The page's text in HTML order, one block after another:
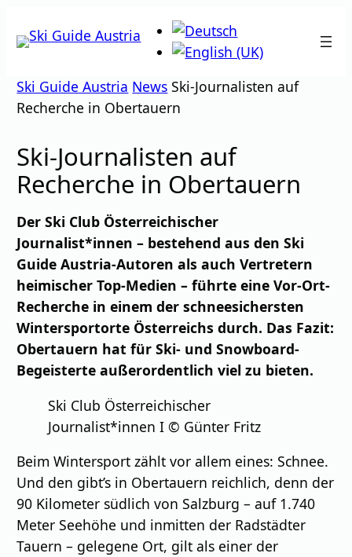
Inhalt
Ski Guide Austria News Ski-Journalisten auf
Recherche in Obertauern
Ski-Journalisten auf
Recherche in Obertauern
Der Ski Club Österreichischer
Journalist*innen – bestehend aus den Ski
Guide Austria-Autoren als auch Vertretern
heimischer Top-Medien – führte eine Vor-Ort-
Recherche in einem der schneesichersten
Wintersportorte Österreichs durch. Das Fazit:
Obertauern hat für Ski- und Snowboard-
Begeisterte außerordentlich viel zu bieten.
Ski Club Österreichischer
Journalist*innen I © Günter Fritz
Beim Wintersport zählt vor allem eines: Schnee.
Und den gibt’s in Obertauern reichlich, denn der
90 Kilometer südlich von Salzburg – auf 1.740
Meter Seehöhe und inmitten der Radstädter
Tauern – gelegene Ort, gilt als einer der